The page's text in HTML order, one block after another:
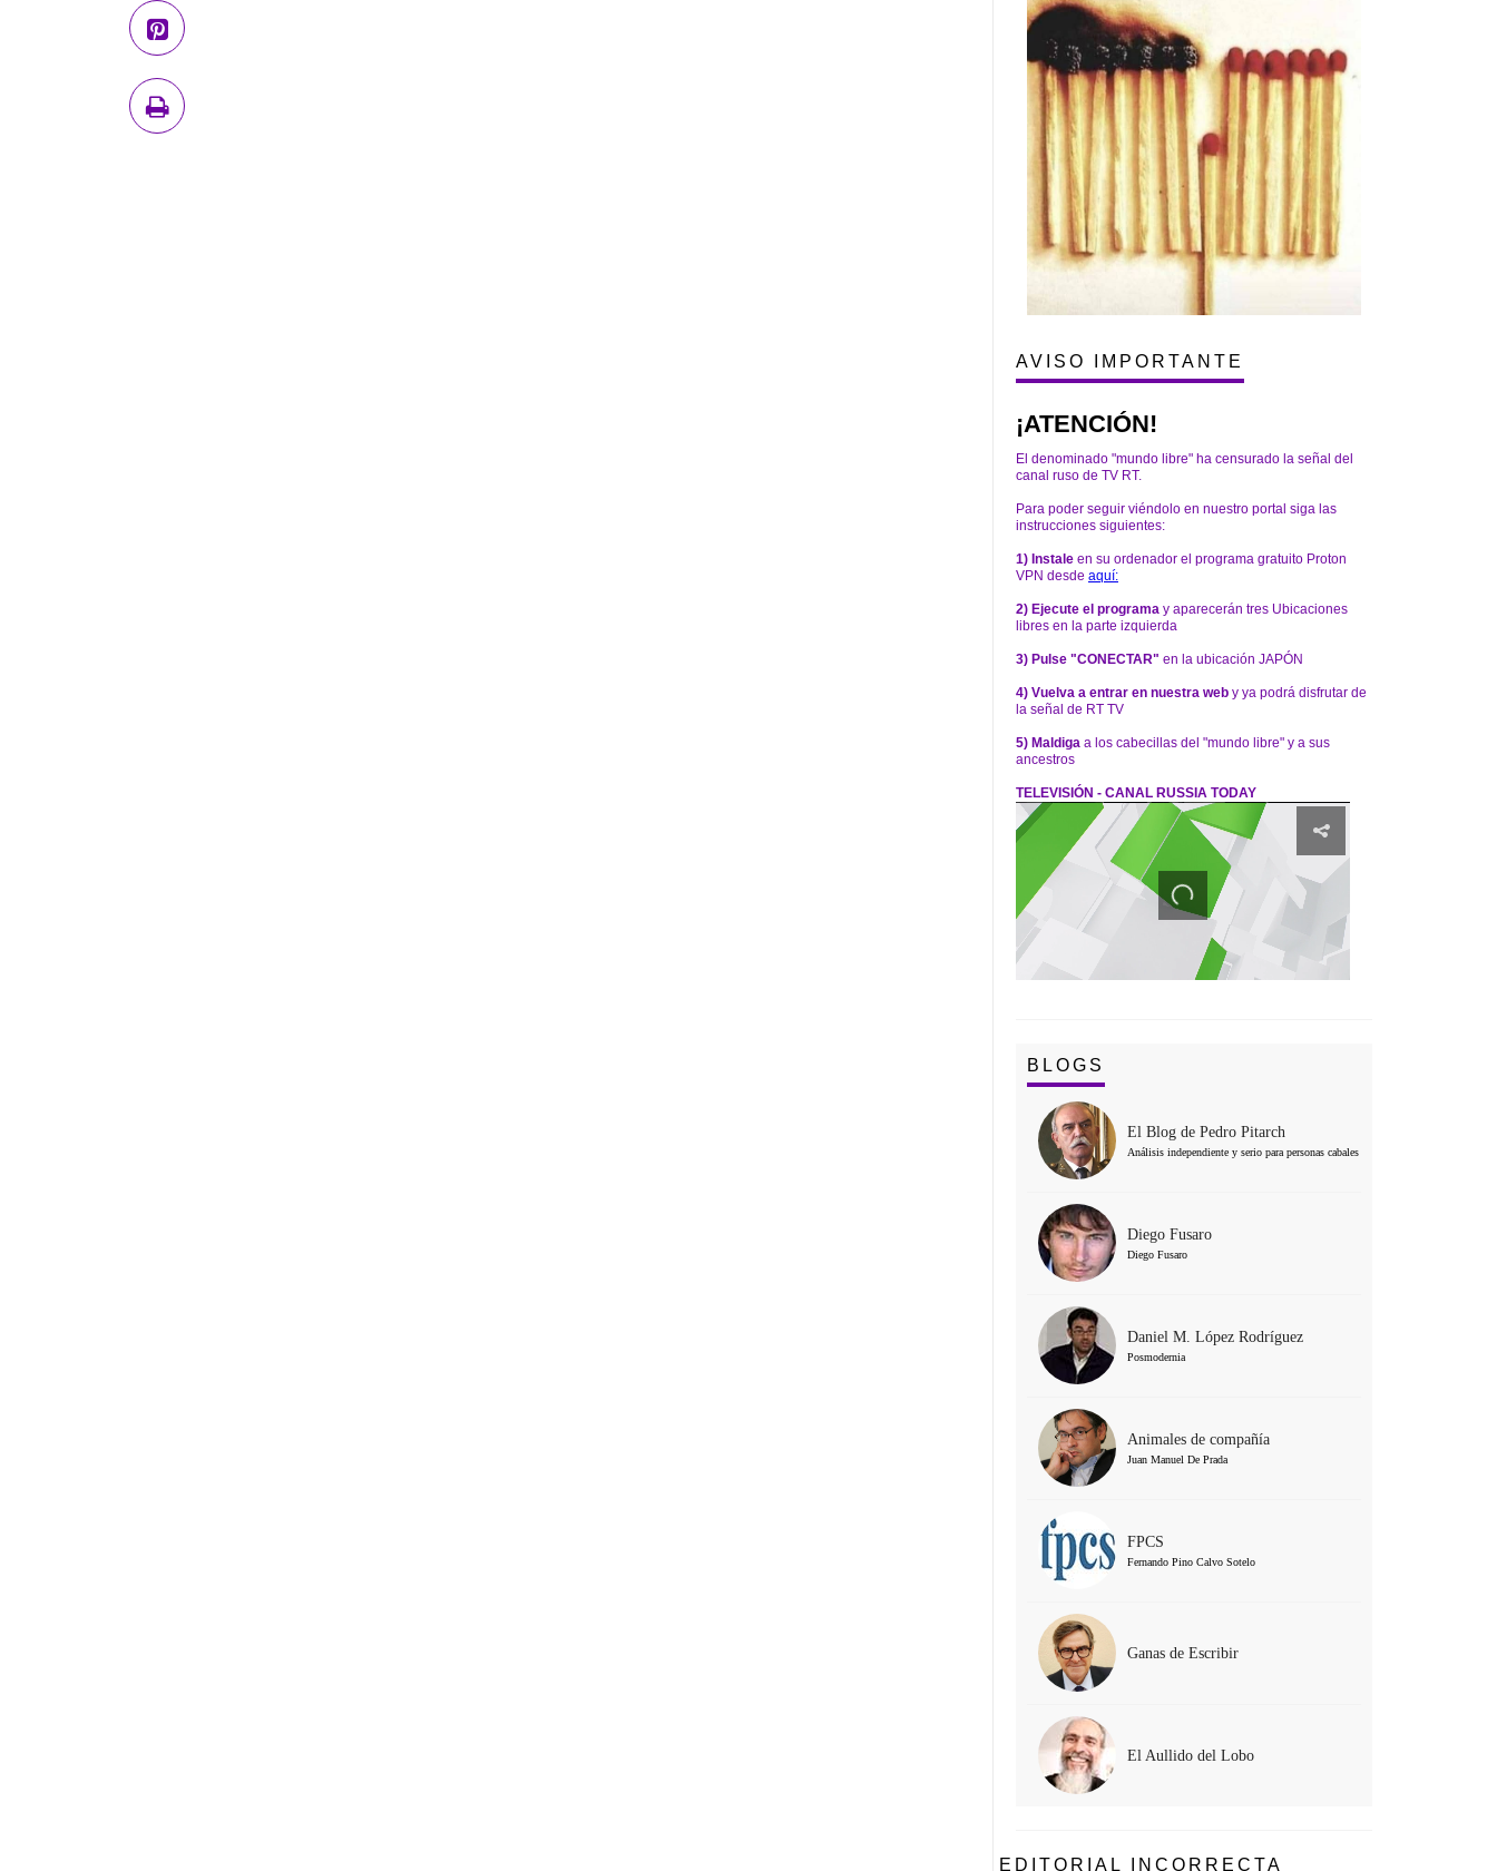
AVISO IMPORTANTE
¡ATENCIÓN!
El denominado "mundo libre" ha censurado la señal del
canal ruso de TV RT.
Para poder seguir viéndolo en nuestro portal siga las
instrucciones siguientes:
1) Instale en su ordenador el programa gratuito Proton
VPN desde aquí:
2) Ejecute el programa y aparecerán tres Ubicaciones
libres en la parte izquierda
3) Pulse "CONECTAR" en la ubicación JAPÓN
4) Vuelva a entrar en nuestra web y ya podrá disfrutar de
la señal de RT TV
5) Maldiga a los cabecillas del "mundo libre" y a sus
ancestros
TELEVISIÓN - CANAL RUSSIA TODAY
BLOGS
El Blog de Pedro Pitarch
Análisis independiente y serio para personas cabales
Diego Fusaro
Diego Fusaro
Daniel M. López Rodríguez
Posmodernia
Animales de compañía
Juan Manuel De Prada
FPCS
Fernando Pino Calvo Sotelo
Ganas de Escribir
El Aullido del Lobo
EDITORIAL INCORRECTA